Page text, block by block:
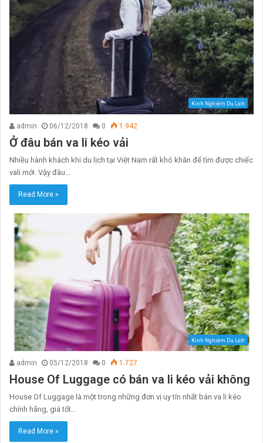
Kinh Nghiệm Du Lịch
admin 06/12/2018 0 1.942
Ở đâu bán va li kéo vải
Nhiều hành khách khi du lịch tại Việt Nam rất khó khăn để tìm được chiếc
vali mới. Vậy đâu…
Read More »
Kinh Nghiệm Du Lịch
admin 05/12/2018 0 1.727
House Of Luggage có bán va li kéo vải không
House Of Luggage là một trong những đơn vị uy tín nhất bán va li kéo
chính hãng, giá tốt…
Read More »